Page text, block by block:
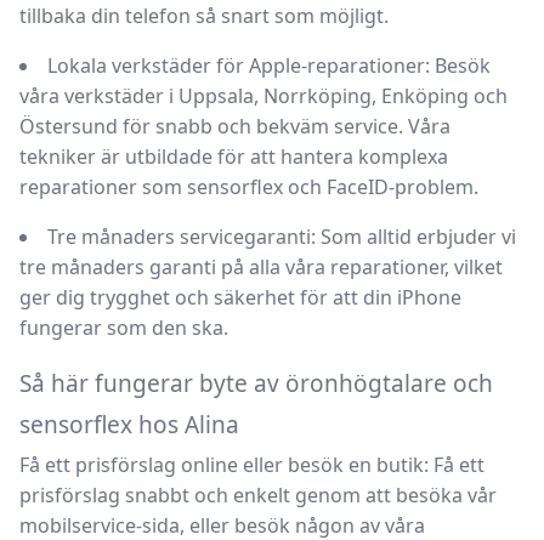
tillbaka din telefon så snart som möjligt.
Lokala verkstäder för Apple-reparationer: Besök
våra verkstäder i Uppsala, Norrköping, Enköping och
Östersund för snabb och bekväm service. Våra
tekniker är utbildade för att hantera komplexa
reparationer som sensorflex och FaceID-problem.
Tre månaders servicegaranti: Som alltid erbjuder vi
tre månaders garanti på alla våra reparationer, vilket
ger dig trygghet och säkerhet för att din iPhone
fungerar som den ska.
Så här fungerar byte av öronhögtalare och
sensorflex hos Alina
Få ett prisförslag online eller besök en butik: Få ett
prisförslag snabbt och enkelt genom att besöka vår
mobilservice-sida, eller besök någon av våra